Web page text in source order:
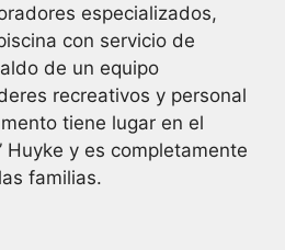
especializados,
con servicio de
de un equipo
recreativos y personal
tiene lugar en el
Huyke y es completamente
familias.